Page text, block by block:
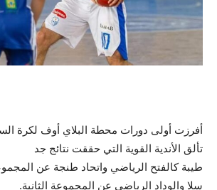
أفرزت أولى دورات محطة البلاي أوف لكرة
تألق الأندية القوية التي حققت نتائج جد
طيبة كالفتح الرياضي واتحاد طنجة عن
سلا والوداد الرياضي عن المجموعة الثانية.